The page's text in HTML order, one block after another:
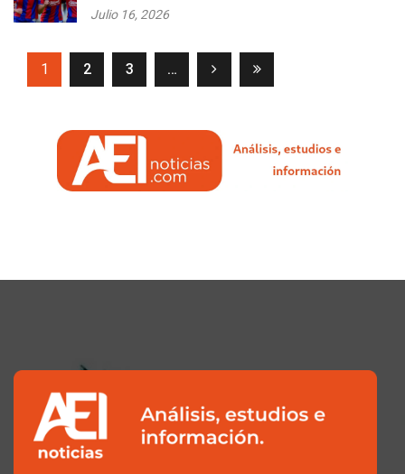
Julio 16, 2026
1 (current)
2 3 …